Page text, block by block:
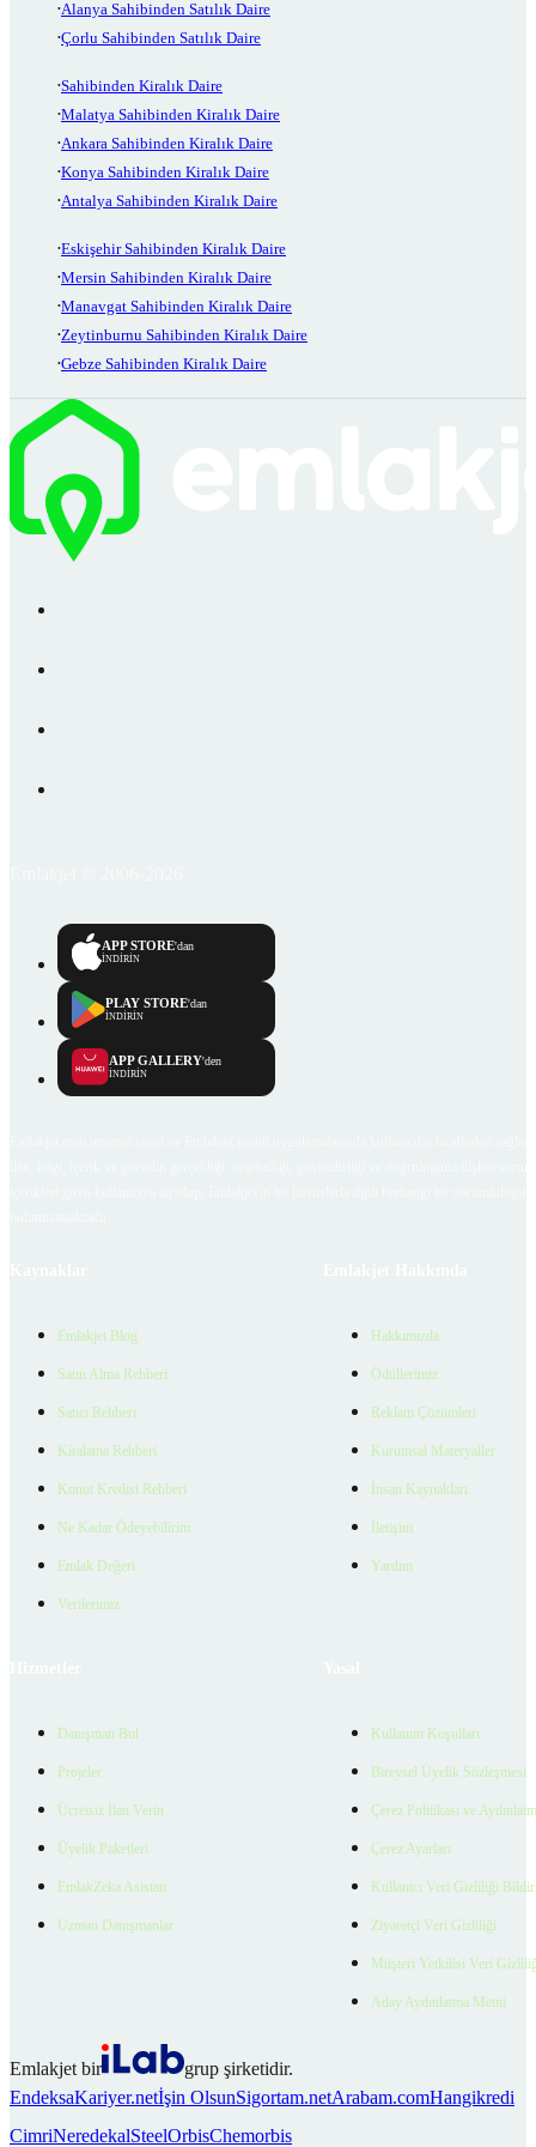
Alanya Sahibinden Satılık Daire
Çorlu Sahibinden Satılık Daire
Sahibinden Kiralık Daire
Malatya Sahibinden Kiralık Daire
Ankara Sahibinden Kiralık Daire
Konya Sahibinden Kiralık Daire
Antalya Sahibinden Kiralık Daire
Eskişehir Sahibinden Kiralık Daire
Mersin Sahibinden Kiralık Daire
Manavgat Sahibinden Kiralık Daire
Zeytinburnu Sahibinden Kiralık Daire
Gebze Sahibinden Kiralık Daire
APP STORE'dan
İNDİRİN
PLAY STORE'dan
İNDİRİN
APP GALLERY'den
İNDİRİN
Emlakjet Blog
Satın Alma Rehberi
Satıcı Rehberi
Kiralama Rehberi
Konut Kredisi Rehberi
Ne Kadar Ödeyebilirim
Emlak Değeri
Verilerimiz
Hakkımızda
Ödüllerimiz
Reklam Çözümleri
Kurumsal Materyaller
İnsan Kaynakları
İletişim
Yardım
Danışman Bul
Projeler
Ücretsiz İlan Verin
Üyelik Paketleri
EmlakZeka Asistan
Uzman Danışmanlar
Kullanım Koşulları
Bireysel Üyelik Sözleşmesi
Çerez Politikası ve
Çerez Ayarları
Kullanıcı Veri Gizliliği
Ziyaretçi Veri Gizliliği
Müşteri Yetkilisi Veri
Aday Aydınlatma Metni
Emlakjet bir
grup şirketidir.
EndeksaKariyer.netİşin OlsunSigortam.netArabam.comHangikredi
CimriNeredekalSteelOrbisChemorbis